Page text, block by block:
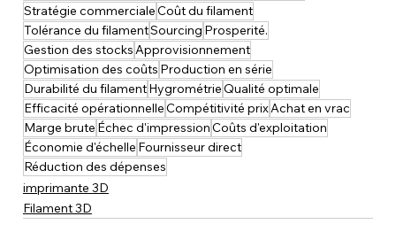
Stratégie commercialeCoût du filament
Tolérance du filamentSourcing Prosperité.
Gestion des stocksApprovisionnement
Optimisation des coûts Production en série
Durabilité du filamentHygrométrieQualité optimale
Efficacité opérationnelleCompétitivité prixAchat en vrac
Marge brute Échec d'impressionCoûts d'exploitation
Économie d'échelle Fournisseur direct
Réduction des dépenses
imprimante 3D
Filament 3D